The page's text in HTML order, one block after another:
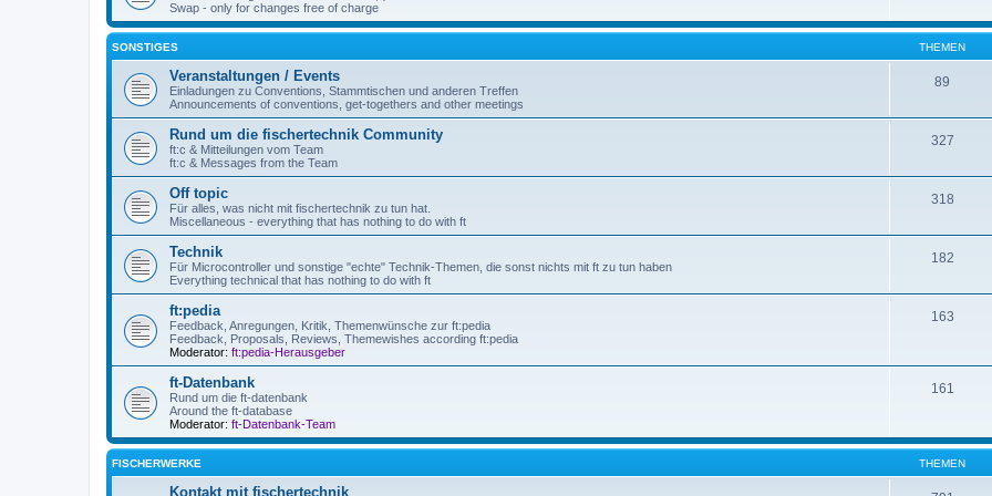
Swap - only for changes free of charge
SONSTIGES THEMEN
Veranstaltungen / Events
Einladungen zu Conventions, Stammtischen und anderen Treffen
Announcements of conventions, get-togethers and other meetings
89
Rund um die fischertechnik Community
ft:c & Mitteilungen vom Team
ft:c & Messages from the Team
327
Off topic
Für alles, was nicht mit fischertechnik zu tun hat.
Miscellaneous - everything that has nothing to do with ft
318
Technik
Für Microcontroller und sonstige "echte" Technik-Themen, die sonst nichts mit ft zu tun haben
Everything technical that has nothing to do with ft
182
ft:pedia
Feedback, Anregungen, Kritik, Themenwünsche zur ft:pedia
Feedback, Proposals, Reviews, Themewishes according ft:pedia
Moderator: ft:pedia-Herausgeber
163
ft-Datenbank
Rund um die ft-datenbank
Around the ft-database
Moderator: ft-Datenbank-Team
161
FISCHERWERKE THEMEN
Kontakt mit fischertechnik